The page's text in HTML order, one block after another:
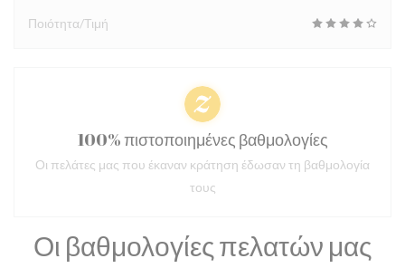
Οι βαθμολογίες πελατών μας
Ποιότητα/Τιμή
100% πιστοποιημένες βαθμολογίες
Οι πελάτες μας που έκαναν κράτηση έδωσαν τη βαθμολογία
τους